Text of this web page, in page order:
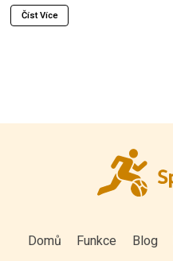
Číst Více
Domů Funkce Blog